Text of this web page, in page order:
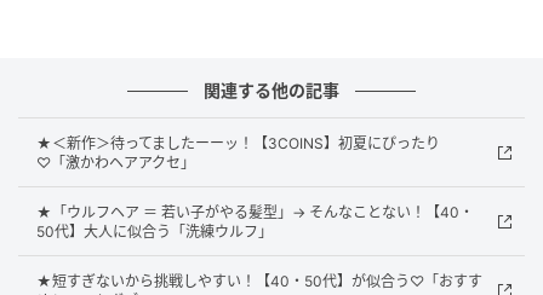
関連する他の記事
★＜新作＞待ってましたーーッ！【3COINS】初夏にぴったり
♡「激かわヘアアクセ」
★「ウルフヘア ＝ 若い子がやる髪型」→ そんなことない！【40・
50代】大人に似合う「洗練ウルフ」
★短すぎないから挑戦しやすい！【40・50代】が似合う♡「おすす